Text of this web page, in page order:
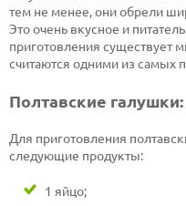
тем не менее, они обрели
Это очень вкусное и
приготовления существует
считаются одними из самых
Полтавские
Для приготовления
следующие продукты:
1 яйцо;